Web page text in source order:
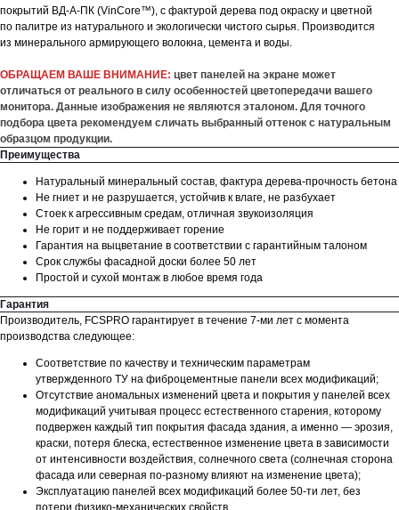
покрытий ВД-А-ПК (VinCore™), с фактурой дерева под окраску и цветной
по палитре из натурального и экологически чистого сырья. Производится
из минерального армирующего волокна, цемента и воды.
ОБРАЩАЕМ ВАШЕ ВНИМАНИЕ: цвет панелей на экране может
отличаться от реального в силу особенностей цветопередачи вашего
монитора. Данные изображения не являются эталоном. Для точного
подбора цвета рекомендуем сличать выбранный оттенок с натуральным
образцом продукции.
Преимущества
Натуральный минеральный состав, фактура дерева-прочность бетона
Не гниет и не разрушается, устойчив к влаге, не разбухает
Стоек к агрессивным средам, отличная звукоизоляция
Не горит и не поддерживает горение
Гарантия на выцветание в соответствии с гарантийным талоном
Срок службы фасадной доски более 50 лет
Простой и сухой монтаж в любое время года
Гарантия
Производитель, FCSPRO гарантирует в течение 7-ми лет с момента
производства следующее:
Соответствие по качеству и техническим параметрам
утвержденного ТУ на фиброцементные панели всех модификаций;
Отсутствие аномальных изменений цвета и покрытия у панелей всех
модификаций учитывая процесс естественного старения, которому
подвержен каждый тип покрытия фасада здания, а именно — эрозия,
краски, потеря блеска, естественное изменение цвета в зависимости
от интенсивности воздействия, солнечного света (солнечная сторона
фасада или северная по-разному влияют на изменение цвета);
Эксплуатацию панелей всех модификаций более 50-ти лет, без
потери физико-механических свойств.